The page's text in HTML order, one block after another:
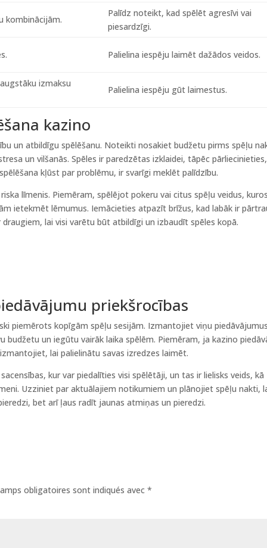
kombinācijām.
Palīdz noteikt, kad spēlēt agresīvi vai
piesardzīgi.
Palielina iespēju laimēt dažādos veidos.
izmaksu
Palielina iespēju gūt laimestus.
kazino
un atbildīgu spēlēšanu. Noteikti nosakiet budžetu pirms spēļu
un vilšanās. Spēles ir paredzētas izklaidei, tāpēc
kļūst par problēmu, ir svarīgi meklēt palīdzību.
līmenis. Piemēram, spēlējot pokeru vai citus spēļu veidus,
ietekmēt lēmumus. Iemācieties atpazīt brīžus, kad labāk ir
lai visi varētu būt atbildīgi un izbaudīt spēles kopā.
priekšrocības
piemērots kopīgām spēļu sesijām. Izmantojiet viņu
budžetu un iegūtu vairāk laika spēlēm. Piemēram, ja kazino
lai palielinātu savas izredzes laimēt.
kur var piedalīties visi spēlētāji, un tas ir lielisks veids, kā
Uzziniet par aktuālajiem notikumiem un plānojiet spēļu nakti,
bet arī ļaus radīt jaunas atmiņas un pieredzi.
obligatoires sont indiqués avec*